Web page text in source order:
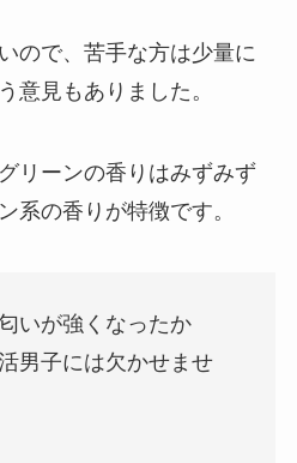
ので、苦手な方は少量に
意見もありました。
リーンの香りはみずみず
系の香りが特徴です。
いが強くなったか
男子には欠かせませ